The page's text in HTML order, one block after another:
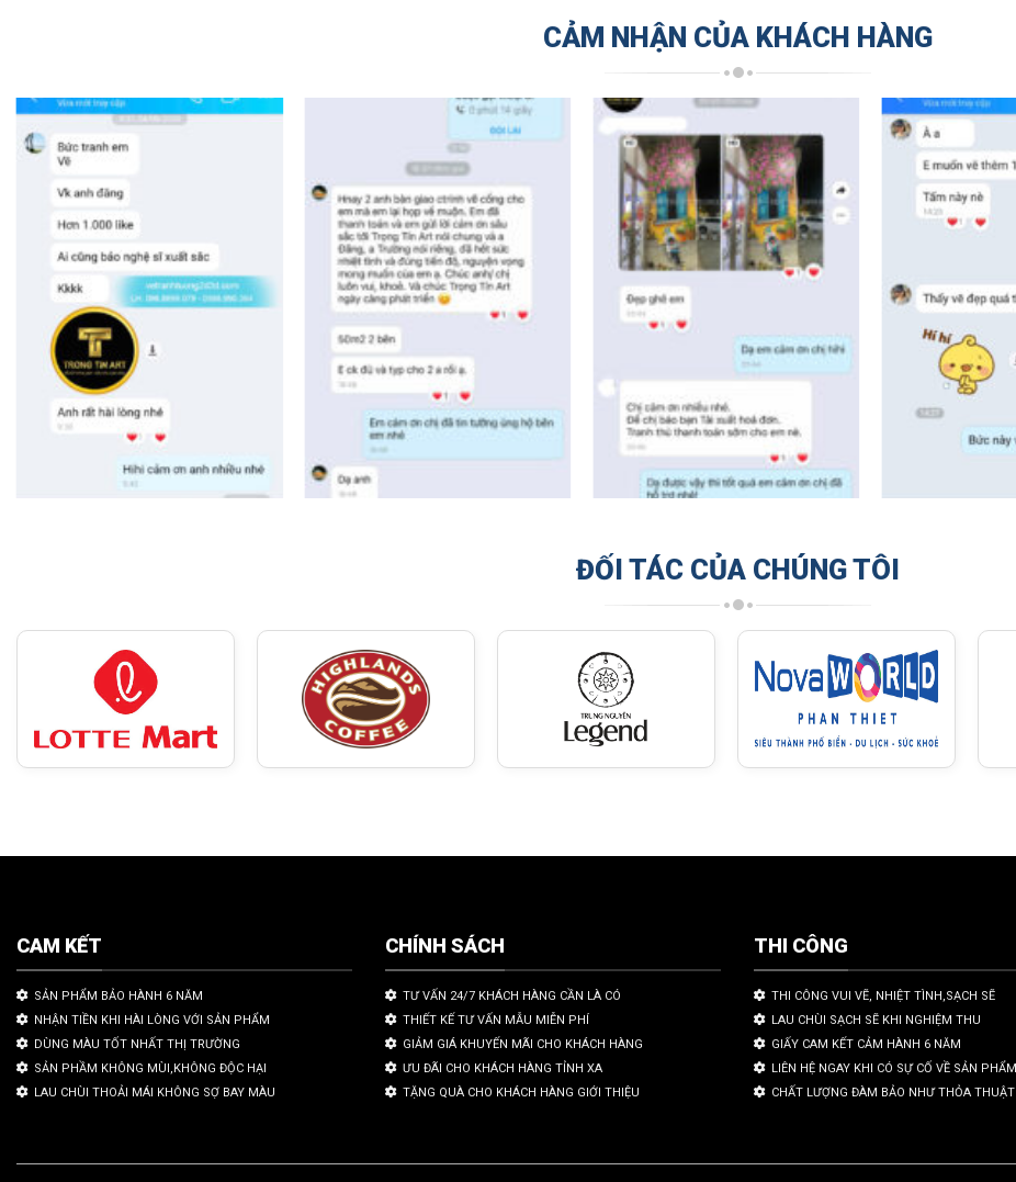
CẢM NHẬN CỦA KHÁCH HÀNG
ĐỐI TÁC CỦA CHÚNG TÔI
CAM KẾT
SẢN PHẨM BẢO HÀNH 6 NĂM
NHẬN TIỀN KHI HÀI LÒNG VỚI SẢN PHẨM
DÙNG MÀU TỐT NHẤT THỊ TRƯỜNG
SẢN PHẦM KHÔNG MÙI,KHÔNG ĐỘC HẠI
LAU CHÙI THOẢI MÁI KHÔNG SỢ BAY MÀU
CHÍNH SÁCH
TƯ VẤN 24/7 KHÁCH HÀNG CẦN LÀ CÓ
THIẾT KẾ TƯ VẤN MẪU MIỄN PHÍ
GIẢM GIÁ KHUYẾN MÃI CHO KHÁCH HÀNG
ƯU ĐÃI CHO KHÁCH HÀNG TỈNH XA
TẶNG QUÀ CHO KHÁCH HÀNG GIỚI THIỆU
THI CÔNG
THI CÔNG VUI VẼ, NHIỆT TÌNH,SẠCH SẼ
LAU CHÙI SẠCH SẼ KHI NGHIỆM THU
GIẤY CAM KẾT CẢM HÀNH 6 NĂM
LIÊN HỆ NGAY KHI CÓ SỰ CỐ VỀ SẢN PHẨM
CHẤT LƯỢNG ĐÀM BẢO NHƯ THỎA THUẬT